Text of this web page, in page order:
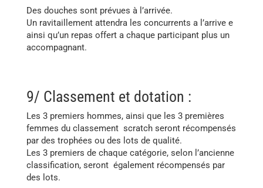
Des douches sont prévues à l’arrivée.
Un ravitaillement attendra les concurrents a l’arrive e
ainsi qu’un repas offert a chaque participant plus un
accompagnant.
9/ Classement et dotation :
Les 3 premiers hommes, ainsi que les 3 premières
femmes du classement scratch seront récompensés
par des trophées ou des lots de qualité.
Les 3 premiers de chaque catégorie, selon l’ancienne
classification, seront également récompensés par
des lots.